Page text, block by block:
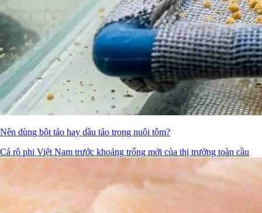
Nên dùng bột tảo hay dầu tảo trong nuôi tôm?
Cá rô phi Việt Nam trước khoảng trống mới của thị trường toàn cầu